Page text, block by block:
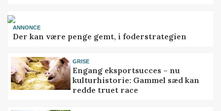
ANNONCE
Der kan være penge gemt, i foderstrategien
GRISE
Engang eksportsucces – nu
kulturhistorie: Gammel sæd kan
redde truet race